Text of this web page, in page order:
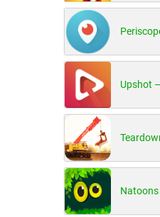
Upshot
Natoons